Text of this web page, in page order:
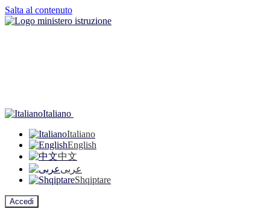
Salta al contenuto
Italiano
Italiano
English
中文
عربى
Shqiptare
Accedi